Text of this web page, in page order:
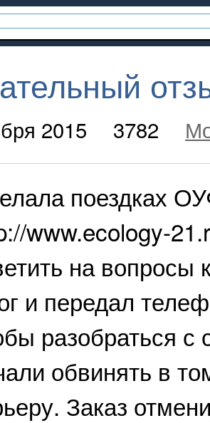
2015 3782
поездках
www.ecology-
на вопросы
и передал
разобраться
обвинять в
Заказ